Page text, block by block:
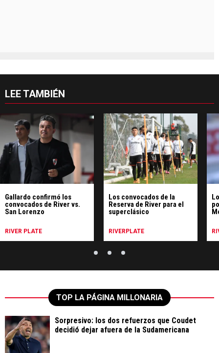
LEE TAMBIÉN
Gallardo confirmó los
convocados de River vs.
San Lorenzo
RIVER PLATE
Los convocados de la
Reserva de River para el
superclásico
RIVERPLATE
TOP LA PÁGINA MILLONARIA
Sorpresivo: los dos refuerzos que Coudet
decidió dejar afuera de la Sudamericana